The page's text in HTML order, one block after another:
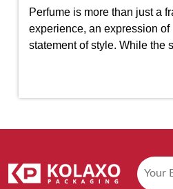
Perfume is more than just a
experience, an expression
statement of style. While the
role in creating the overall